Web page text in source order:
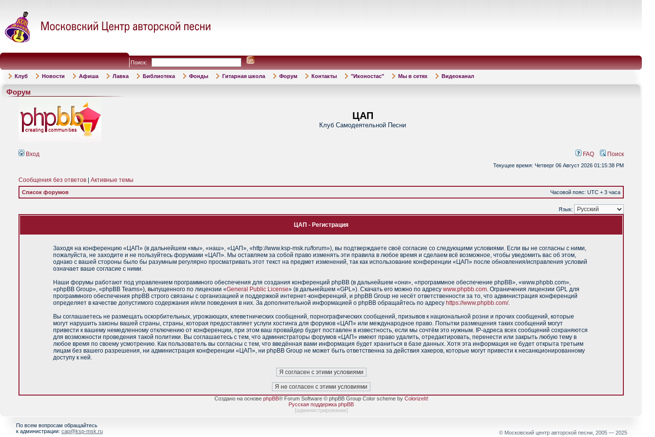
Поиск:
Клуб Новости Афиша Лавка Библиотека Фонды Гитарная школа Форум Контакты "Иконостас" Мы в сетях Видеоканал
Форум
ЦАП
Клуб Самодеятельной Песни
Вход FAQ Поиск
Текущее время: Четверг 06 Август 2026 01:15:38 PM
Сообщения без ответов Активные темы
Список форумов Часовой пояс: UTC + 3 часа
Язык:
ЦАП - Регистрация
Заходя на конференцию «ЦАП» (в дальнейшем «мы», «наш», «ЦАП», «http://www.ksp-msk.ru/forum»), вы подтверждаете своё согласие со следующими условиями. Если вы не согласны с ними,
пожалуйста, не заходите и не пользуйтесь форумами «ЦАП». Мы оставляем за собой право изменять эти правила в любое время и сделаем всё возможное, чтобы уведомить вас об этом,
однако с вашей стороны было бы разумным регулярно просматривать этот текст на предмет изменений, так как использование конференции «ЦАП» после обновления/исправления условий
означает ваше согласие с ними.
Наши форумы работают под управлением программного обеспечения для создания конференций phpBB (в дальнейшем «они», «программное обеспечение phpBB», «www.phpbb.com»,
«phpBB Group», «phpBB Teams»), выпущенного по лицензии «General Public License» (в дальнейшем «GPL»). Скачать его можно по адресу www.phpbb.com. Ограничения лицензии GPL для
программного обеспечения phpBB строго связаны с организацией и поддержкой интернет-конференций, и phpBB Group не несёт ответственности за то, что администрация конференций
определяет в качестве допустимого содержания и/или поведения в них. За дополнительной информацией о phpBB обращайтесь по адресу https://www.phpbb.com/.
Вы соглашаетесь не размещать оскорбительных, угрожающих, клеветнических сообщений, порнографических сообщений, призывов к национальной розни и прочих сообщений, которые
могут нарушить законы вашей страны, страны, которая предоставляет услуги хостинга для форумов «ЦАП» или международное право. Попытки размещения таких сообщений могут
привести к вашему немедленному отключению от конференции, при этом ваш провайдер будет поставлен в известность, если мы сочтём это нужным. IP-адреса всех сообщений сохраняются
для возможности проведения такой политики. Вы соглашаетесь с тем, что администраторы форумов «ЦАП» имеют право удалить, отредактировать, перенести или закрыть любую тему в
любое время по своему усмотрению. Как пользователь вы согласны с тем, что введённая вами информация будет храниться в базе данных. Хотя эта информация не будет открыта третьим
лицам без вашего разрешения, ни администрация конференции «ЦАП», ни phpBB Group не может быть ответственна за действия хакеров, которые могут привести к несанкционированному
доступу к ней.
Создано на основе phpBB® Forum Software © phpBB Group Color scheme by ColorizeIt!
Русская поддержка phpBB
[администрирование]
По всем вопросам обращайтесь
к администрации: cap@ksp-msk.ru © Московский центр авторской песни, 2005 — 2025